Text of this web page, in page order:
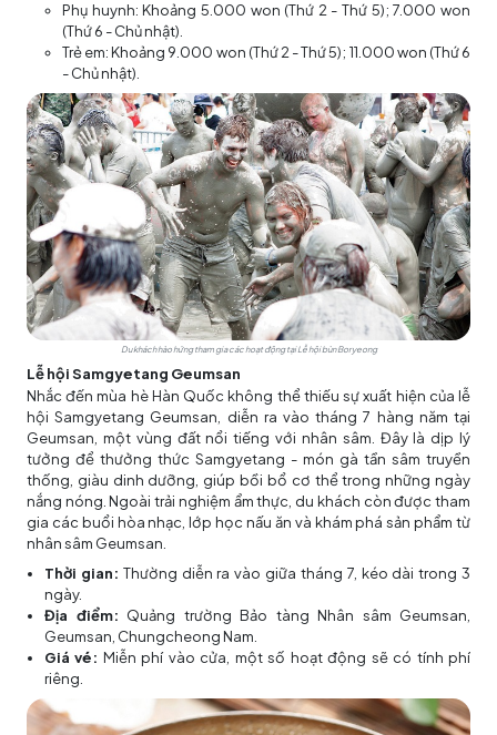
Phụ huynh: Khoảng 5.000 won (Thứ 2 - Thứ 5); 7.000 won
(Thứ 6 - Chủ nhật).
Trẻ em: Khoảng 9.000 won (Thứ 2 - Thứ 5); 11.000 won (Thứ 6
- Chủ nhật).
Du khách hào hứng tham gia các hoạt động tại Lễ hội bùn Boryeong
Lễ hội Samgyetang Geumsan
Nhắc đến mùa hè Hàn Quốc không thể thiếu sự xuất hiện của lễ
hội Samgyetang Geumsan, diễn ra vào tháng 7 hàng năm tại
Geumsan, một vùng đất nổi tiếng với nhân sâm. Đây là dịp lý
tưởng để thưởng thức Samgyetang - món gà tần sâm truyền
thống, giàu dinh dưỡng, giúp bồi bổ cơ thể trong những ngày
nắng nóng. Ngoài trải nghiệm ẩm thực, du khách còn được tham
gia các buổi hòa nhạc, lớp học nấu ăn và khám phá sản phẩm từ
nhân sâm Geumsan.
Thời gian: Thường diễn ra vào giữa tháng 7, kéo dài trong 3
ngày.
Địa điểm: Quảng trường Bảo tàng Nhân sâm Geumsan,
Geumsan, Chungcheong Nam.
Giá vé: Miễn phí vào cửa, một số hoạt động sẽ có tính phí
riêng.